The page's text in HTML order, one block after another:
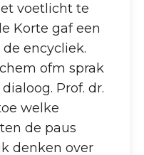
voetlicht te
Korte gaf een
encycliek.
ofm sprak
Prof. dr.
welke
de paus
denken over